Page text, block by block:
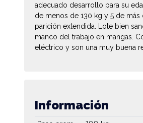
adecuado desarrollo para su
de menos de 130 kg y 5 de
parición extendida. Lote bien
manco del trabajo en mangas.
eléctrico y son una muy buena
Información